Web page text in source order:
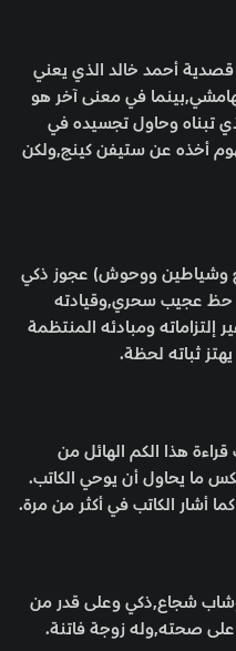
أحمد خالد الذي يعني
في معنى آخر هو
تبناه وحاول تجسيده في
أخذه عن ستيفن كينج,ولكن
وشياطين ووحوش) عجوز ذكي
حظ عجيب سحري,وقيادته
إلتزاماته ومبادئه المنتظمة
ثباته لحظة.
هذا الكم الهائل من
ما يحاول أن يوحي الكاتب.
أشار الكاتب في أكثر من مرة.
شجاع,ذكي وعلى قدر من
صحته,وله زوجة فاتنة.